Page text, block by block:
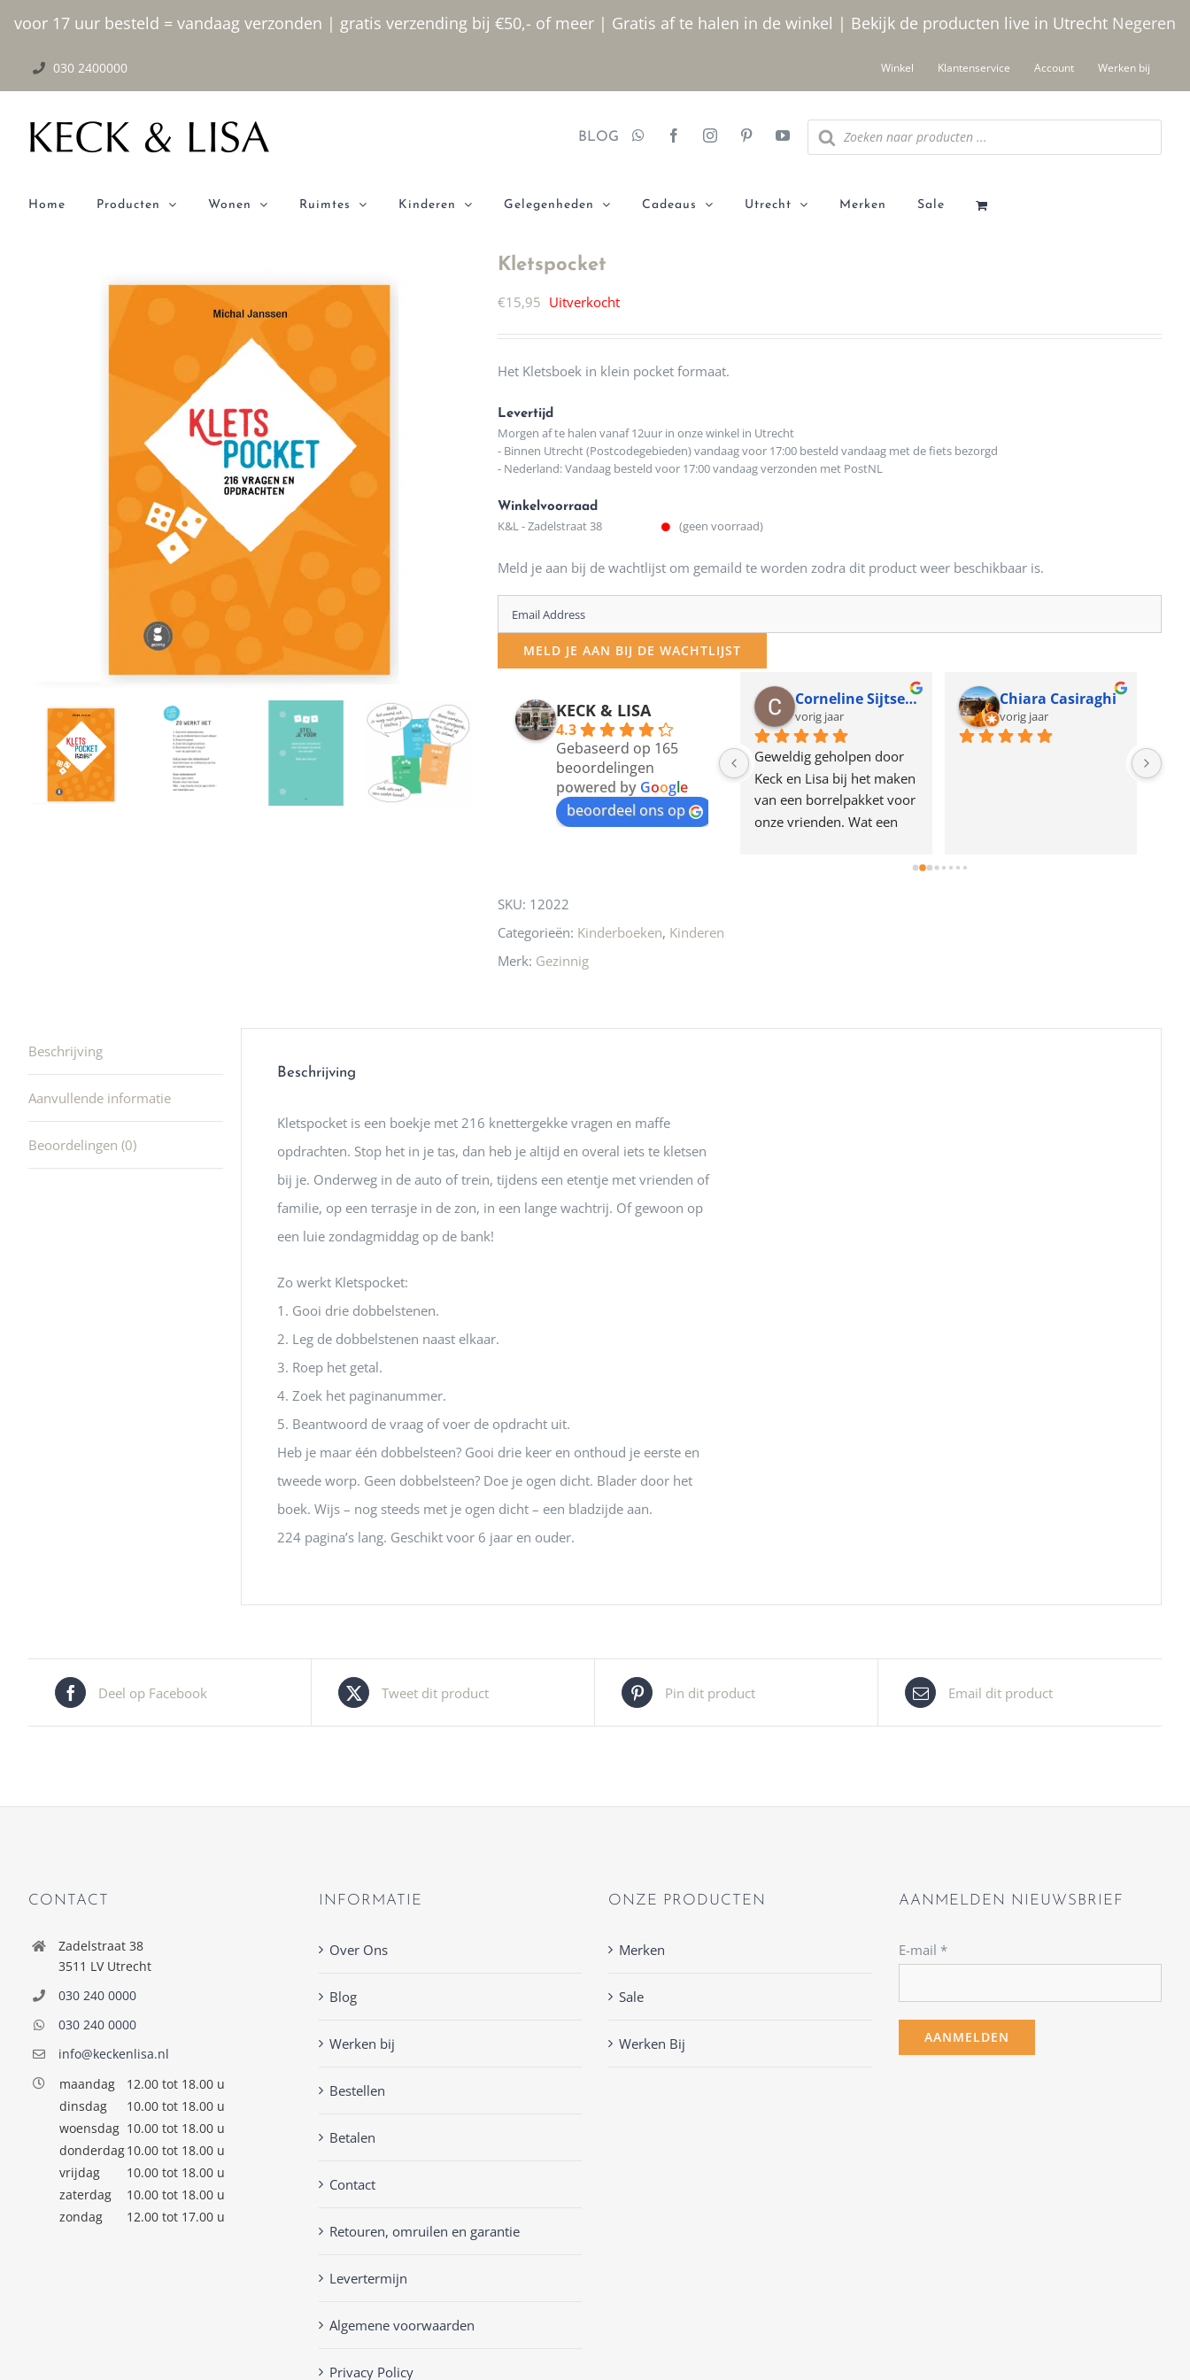
voor 17 uur besteld = vandaag verzonden | gratis verzending bij €50,- of meer | Gratis af te halen in de winkel | Bekijk de producten live in Utrecht Negeren
inhoud
030 2400000 Winkel Klantenservice Account Werken bij
BLOG
Producten
zoeken
Home Producten Wonen Ruimtes Kinderen Gelegenheden Cadeaus Utrecht Merken Sale
Kletspocket
€15,95 Uitverkocht
Het Kletsboek in klein pocket formaat.
Levertijd
Morgen af te halen vanaf 12uur in onze winkel in Utrecht
- Binnen Utrecht (Postcodegebieden) vandaag voor 17:00 besteld vandaag met de fiets bezorgd
- Nederland: Vandaag besteld voor 17:00 vandaag verzonden met PostNL
Winkelvoorraad
K&L - Zadelstraat 38 (geen voorraad)
Meld je aan bij de wachtlijst om gemaild te worden zodra dit product weer beschikbaar is.
Enter
your
email
MELD JE AAN BIJ DE WACHTLIJST
KECK & LISA
4.3
Gebaseerd op 165
beoordelingen
powered by Google
beoordeel ons op
rosawillemijn
4 maanden geleden
Ik was een dagje in Utrecht
en ik kwam deze leuke
winkel tegen! Ze verkopen
ook heel aardig en gezellig
12 maanden geleden
Waarom in hemelsnaam
de woonwinkel op de
klippen  laten lopen? Waar
moeten nu de design
Corneline Sijtsema
vorig jaar
Geweldig geholpen door
Keck en Lisa bij het maken
van een borrelpakket voor
onze vrienden. Wat een
Chiara Casiraghi
vorig jaar
SKU: 12022
Categorieën: Kinderboeken, Kinderen
Merk: Gezinnig
Beschrijving
Aanvullende informatie
Beoordelingen (0)
Beschrijving
Kletspocket is een boekje met 216 knettergekke vragen en maffe
opdrachten. Stop het in je tas, dan heb je altijd en overal iets te kletsen
bij je. Onderweg in de auto of trein, tijdens een etentje met vrienden of
familie, op een terrasje in de zon, in een lange wachtrij. Of gewoon op
een luie zondagmiddag op de bank!
Zo werkt Kletspocket:
1. Gooi drie dobbelstenen.
2. Leg de dobbelstenen naast elkaar.
3. Roep het getal.
4. Zoek het paginanummer.
5. Beantwoord de vraag of voer de opdracht uit.
Heb je maar één dobbelsteen? Gooi drie keer en onthoud je eerste en
tweede worp. Geen dobbelsteen? Doe je ogen dicht. Blader door het
boek. Wijs – nog steeds met je ogen dicht – een bladzijde aan.
224 pagina’s lang. Geschikt voor 6 jaar en ouder.
Deel op Facebook Tweet dit product Pin dit product Email dit product
CONTACT
Zadelstraat 38
3511 LV Utrecht
030 240 0000
030 240 0000
info@keckenlisa.nl
maandag
12.00 tot 18.00 u
dinsdag
10.00 tot 18.00 u
woensdag 10.00 tot 18.00 u
donderdag10.00 tot 18.00 u
vrijdag
10.00 tot 18.00 u
zaterdag
10.00 tot 18.00 u
zondag
12.00 tot 17.00 u
INFORMATIE
Over Ons
Blog
Werken bij
Bestellen
Betalen
Contact
Retouren, omruilen en garantie
Levertermijn
Algemene voorwaarden
Privacy Policy
ONZE PRODUCTEN
Merken
Sale
Werken Bij
AANMELDEN NIEUWSBRIEF
E-mail *